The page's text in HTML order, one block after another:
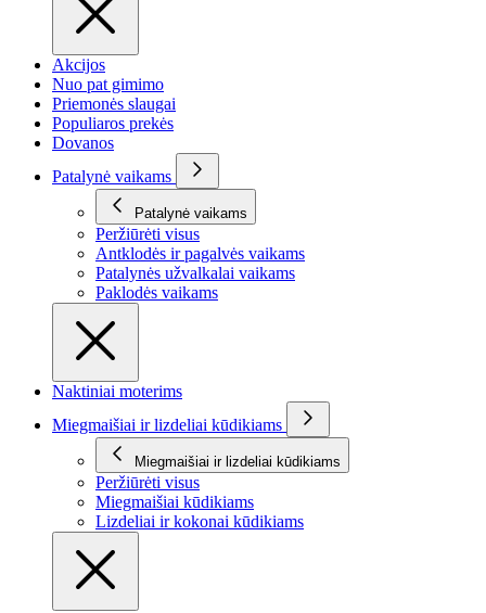
Akcijos
Nuo pat gimimo
Priemonės slaugai
Populiaros prekės
Dovanos
Patalynė vaikams
Patalynė vaikams
Peržiūrėti visus
Antklodės ir pagalvės vaikams
Patalynės užvalkalai vaikams
Paklodės vaikams
Naktiniai moterims
Miegmaišiai ir lizdeliai kūdikiams
Miegmaišiai ir lizdeliai kūdikiams
Peržiūrėti visus
Miegmaišiai kūdikiams
Lizdeliai ir kokonai kūdikiams